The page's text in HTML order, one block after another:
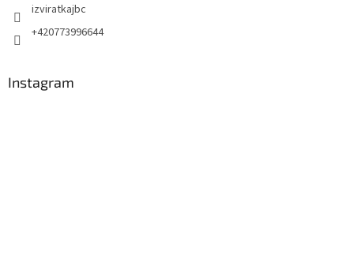
izviratkajbc
+420773996644
Instagram